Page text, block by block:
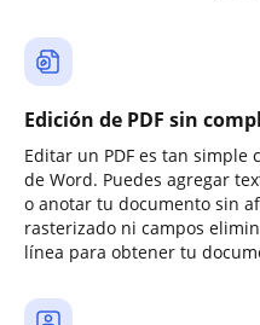
Edición de PDF sin
Editar un PDF es tan
de Word. Puedes agregar
o anotar tu documento sin
rasterizado ni campos
línea para obtener tu